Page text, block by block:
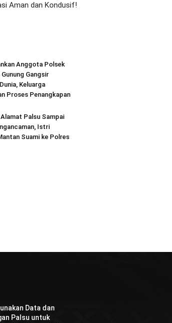
Aman dan Kondusif!
Anggota Polsek
Gunung Gangsir
Keluarga
Proses Penangkapan
Palsu Sampai
Istri
Suami ke Polres
Data dan
Palsu untuk